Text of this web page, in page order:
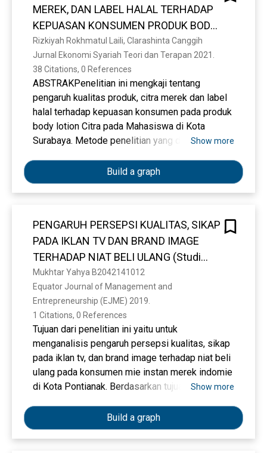
MEREK, DAN LABEL HALAL TERHADAP
KEPUASAN KONSUMEN PRODUK BODY
LOTION CITRA (STUDI KASUS
MAHASISWA SURABAYA)
Rizkiyah Rokhmatul Laili, Clarashinta Canggih
Jurnal Ekonomi Syariah Teori dan Terapan 2021.
38 Citations, 0 References
ABSTRAKPenelitian ini mengkaji tentang
pengaruh kualitas produk, citra merek dan label
halal terhadap kepuasan konsumen pada produk
body lotion Citra pada Mahasiswa di Kota
Surabaya. Metode penelitian yang digunakan
regresi linear berganda. Penelitian ini
menggunakan teknik sampling purposive serta
data primer yang berasal dari kuesioner yang
penelitian. Hasil dari penelitian menyatakan
bahwa kualitas produk dan label halal
berpengaruh positif terhadap kepuasan
konsumen. Citra merek berpengaruh negatif
terhadap kepuasan konsumen. Hasil tersebut
menunjukkan bahwa Mahasiswa di Kota
Surabaya menjadikan aspek kualitas produk dan
label halal sebagai penentu kepuasan konsumen
dalam penggunaan body lotion Citra. Sedangkan
aspek citra merek meliputi penilaian masyarakat
terkait merek produk dan perusahaan yang
memproduksi tidak menjadi bagian dari penentu
Produk, Citra Merek, Label Halal, Kepuasan
Konsumen. ABSTRACTThis research examined
product quality, brand image and halal labels on
Show more
Build a graph
PENGARUH PERSEPSI KUALITAS, SIKAP
PADA IKLAN TV DAN BRAND IMAGE
TERHADAP NIAT BELI ULANG (Studi
pada Konsumen Mie Instan Merek
Indomie Di Kota Pontianak)
Mukhtar Yahya B2042141012
Equator Journal of Management and
Entrepreneurship (EJME) 2019.
1 Citations, 0 References
Tujuan dari penelitian ini yaitu untuk
menganalisis pengaruh persepsi kualitas, sikap
pada iklan tv, dan brand image terhadap niat beli
ulang pada konsumen mie instan merek indomie
di Kota Pontianak. Berdasarkan tujuan penelitian
peneliti adalah kuantitatif, yaitu penelitian yang
data-datanya berupa angka. Pengumpulan data
menggunakan data primer berupa kuesioner dan
Show more
Build a graph